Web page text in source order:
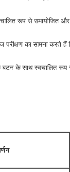
रूप से समायोजित
का सामना करते हैं
के साथ स्वचालित रूप